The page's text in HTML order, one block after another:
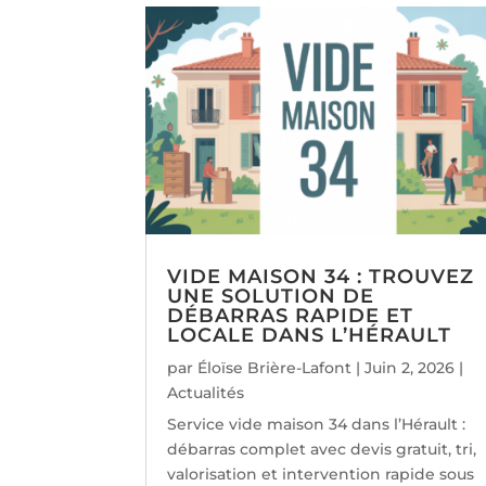
VIDE MAISON 34 : TROUVEZ
UNE SOLUTION DE
DÉBARRAS RAPIDE ET
LOCALE DANS L’HÉRAULT
par Éloïse Brière-Lafont |Juin 2, 2026 |
Actualités
Service vide maison 34 dans l’Hérault :
débarras complet avec devis gratuit, tri,
valorisation et intervention rapide sous